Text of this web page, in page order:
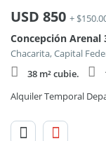
USD 850 +
Concepción Arenal
Chacarita, Capital
38 m² cubie.
Alquiler Temporal